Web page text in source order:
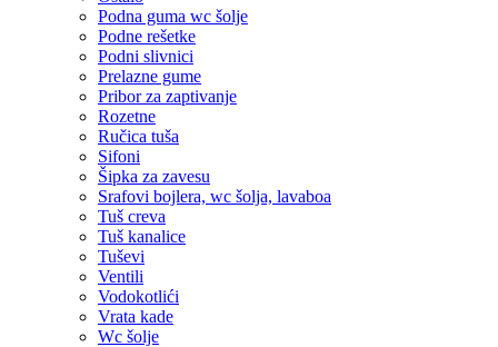
Podna guma wc šolje
Podne rešetke
Podni slivnici
Prelazne gume
Pribor za zaptivanje
Rozetne
Ručica tuša
Sifoni
Šipka za zavesu
Srafovi bojlera, wc šolja, lavaboa
Tuš creva
Tuš kanalice
Tuševi
Ventili
Vodokotlići
Vrata kade
Wc šolje